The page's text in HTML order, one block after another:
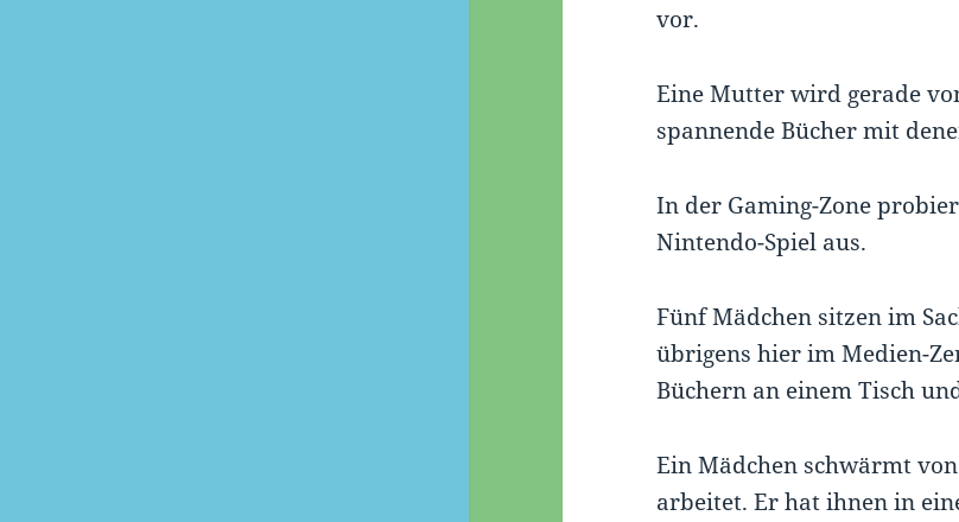
vor.
Eine Mutter wird gerade
spannende Bücher mit
In der Gaming-Zone
Nintendo-Spiel aus.
Fünf Mädchen sitzen im
übrigens hier im Medien-
Büchern an einem Tisch
Ein Mädchen schwärmt
arbeitet. Er hat ihnen in